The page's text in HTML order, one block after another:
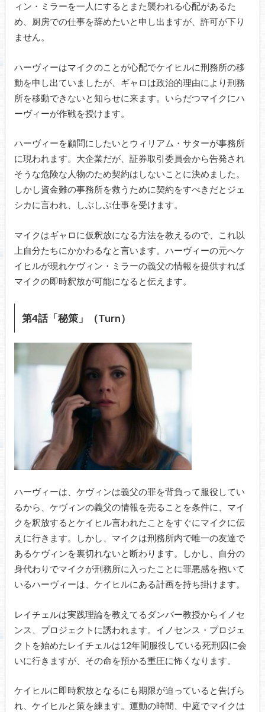
ィン・ミラーを一人にするとまた襲われる心配があるた
め、厨房での仕事を辞めたいと申し出ますが、許可が下り
ません。
ハーヴィーはマイクのことが心配でケイヒルに刑務所の移
動を申し出ていましたが、ギャロは政治的理由により刑務
所を移動できないと知らせに来ます。いらだつマイクにハ
ーヴィーが作戦を授けます。
ハーヴィーを顧問にしたいとウィリアム・サターが事務所
に現われます。大企業だが、証券取引委員会から告発され
そうな危険な人物のため契約はしないことに決めました。
しかし資金難の事務所を救うために契約をすべきだとジェ
シカに言われ、しぶしぶ仕事を受けます。
マイクはギャロに仮釈放になる方法を教えるので、これ以
上自分たちにかかわるなと言います。ハーヴィーの元へケ
イヒルが現れケヴィン・ミラーの義父の情報を提供すれば
マイクの即時釈放が可能になると伝えます。
第4話「秘策」（Turn）
ハーヴィーは、ケヴィンは義父の罪を背負って服役してい
るから、ケヴィンの義父の情報を売ることを条件に、マイ
クを釈放するとケイヒル言われたことをすぐにマイクに伝
えに行きます。しかし、マイクは刑務所内で唯一の友達で
あるケヴィンを裏切れないと断わります。しかし、自分の
身代わりでマイクが刑務所に入ったことに罪悪感を抱いて
いるハーヴィーは、ケイヒルにある計画を持ち掛けます。
レイチェルは実践理論を教えてるダンバー教授からイノセ
ンス、プロジェクトに誘われます。イノセンス・プロジェ
クトを始めたレイチェルは12年間服役している死刑囚に会
いに行きますが、その命を預かる重圧に怖くなります。
ケイヒルに即時釈放となるにも期限が迫っていると告げら
れ、ケイヒルと策を練ます。運動の時間、中庭でマイクは